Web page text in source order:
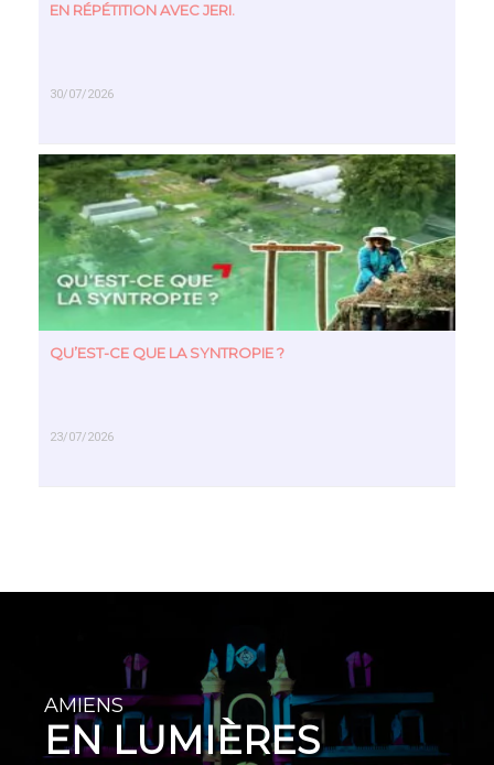
EN RÉPÉTITION AVEC JERI.
30/07/2026
EN SAVOIR PLUS
QU’EST-CE QUE LA SYNTROPIE ?
23/07/2026
AMIENS
EN LUMIÈRES